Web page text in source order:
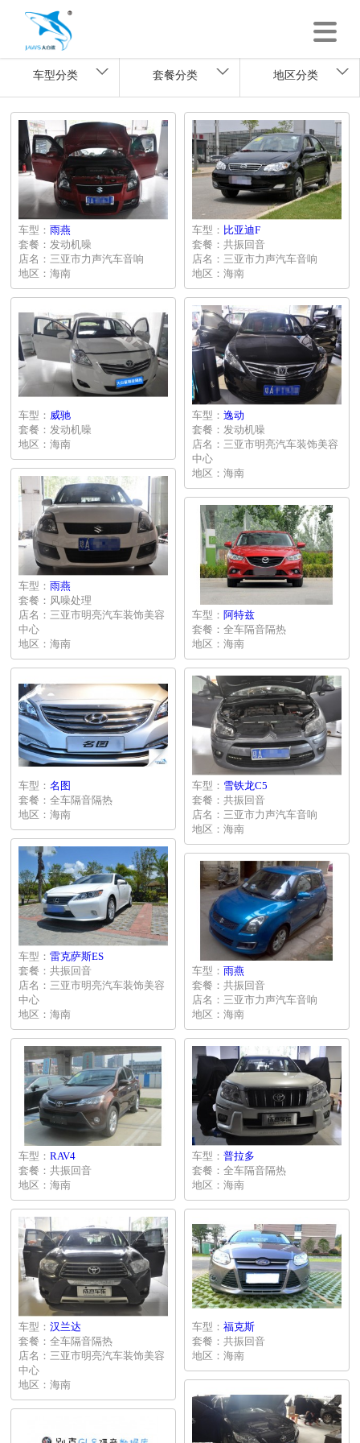
车型分类 套餐分类 地区分类
车型： 雨燕
套餐：发动机噪
店名：三亚市力声汽车音响
地区：海南
车型： 比亚迪F
套餐：共振回音
店名：三亚市力声汽车音响
地区：海南
车型： 威驰
套餐：发动机噪
地区：海南
车型： 逸动
套餐：发动机噪
店名：三亚市明亮汽车装饰美容
中心
地区：海南
车型： 雨燕
套餐：风噪处理
店名：三亚市明亮汽车装饰美容
中心
地区：海南
车型： 阿特兹
套餐：全车隔音隔热
地区：海南
车型： 名图
套餐：全车隔音隔热
地区：海南
车型： 雪铁龙C5
套餐：共振回音
店名：三亚市力声汽车音响
地区：海南
车型： 雷克萨斯ES
套餐：共振回音
店名：三亚市明亮汽车装饰美容
中心
地区：海南
车型： 雨燕
套餐：共振回音
店名：三亚市力声汽车音响
地区：海南
车型： RAV4
套餐：共振回音
地区：海南
车型： 普拉多
套餐：全车隔音隔热
地区：海南
车型： 汉兰达
套餐：全车隔音隔热
店名：三亚市明亮汽车装饰美容
中心
地区：海南
车型： 福克斯
套餐：共振回音
地区：海南